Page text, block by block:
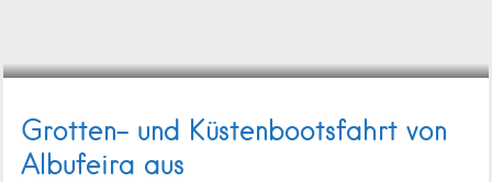
Grotten- und Küstenbootsfahrt von
Albufeira aus